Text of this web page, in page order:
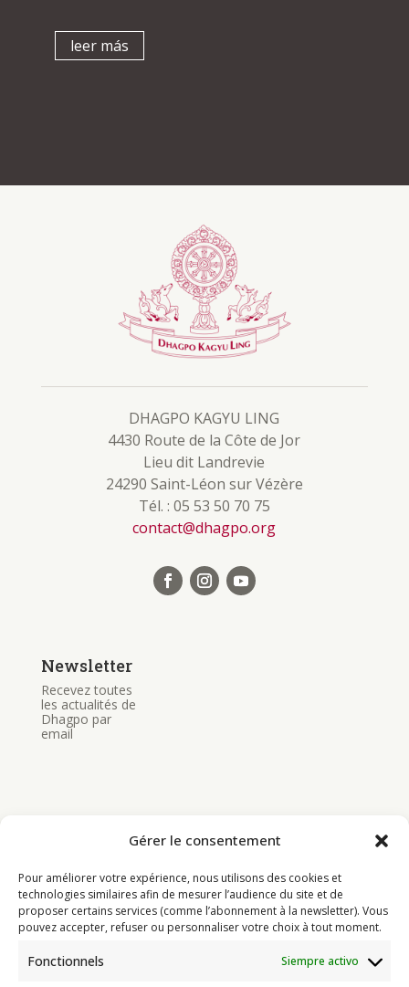
Gérer le consentement
Pour améliorer votre expérience, nous utilisons des cookies et
technologies similaires afin de mesurer l’audience du site et de
proposer certains services (comme l’abonnement à la newsletter). Vous
pouvez accepter, refuser ou personnaliser votre choix à tout moment.
Fonctionnels Siempre activo
leer más
DHAGPO KAGYU LING
4430 Route de la Côte de Jor
Lieu dit Landrevie
24290 Saint-Léon sur Vézère
Tél. : 05 53 50 70 75
contact@dhagpo.org
Newsletter
Recevez toutes
les actualités de
Dhagpo par
email
Programme
Actualités
Ressources